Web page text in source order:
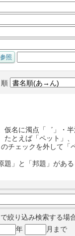
仮名に濁点「゛」・
たとえば「ペット」
のチェックを外して
題」と「邦題」があ
絞り込み検索する場
年 月まで